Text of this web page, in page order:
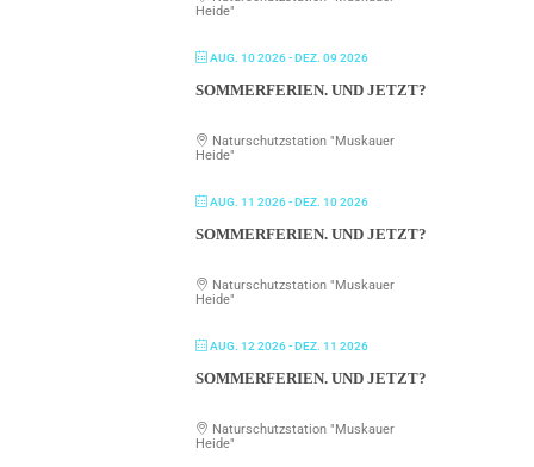
Heide"
AUG. 10 2026- DEZ. 09 2026
SOMMERFERIEN. UND JETZT?
Naturschutzstation "Muskauer
Heide"
AUG. 11 2026- DEZ. 10 2026
SOMMERFERIEN. UND JETZT?
Naturschutzstation "Muskauer
Heide"
AUG. 12 2026- DEZ. 11 2026
SOMMERFERIEN. UND JETZT?
Naturschutzstation "Muskauer
Heide"